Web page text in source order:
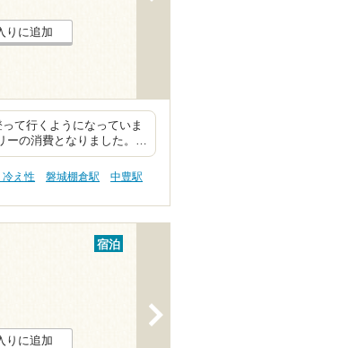
りに追加
て行くようになっていま
ーの消費となりました。…
冷え性 磐城棚倉駅
中豊駅
宿泊
りに追加